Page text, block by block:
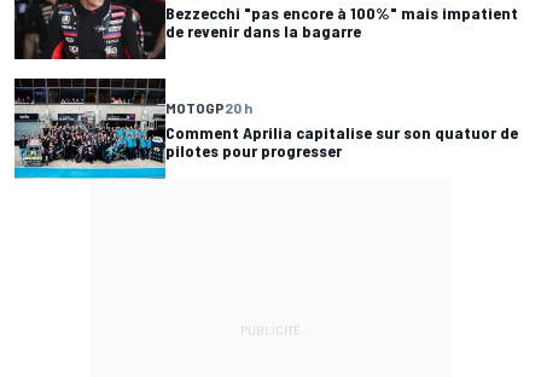
Bezzecchi "pas encore à 100%" mais impatient
de revenir dans la bagarre
MOTOGP20 h
Comment Aprilia capitalise sur son quatuor de
pilotes pour progresser